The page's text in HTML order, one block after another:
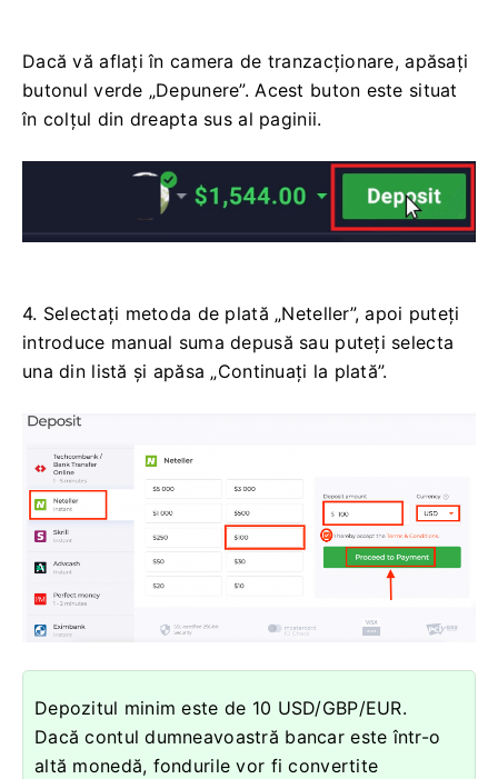
Dacă vă aflați în camera de tranzacționare, apăsați
butonul verde „Depunere”. Acest buton este situat
în colțul din dreapta sus al paginii.
4. Selectați metoda de plată „Neteller”, apoi puteți
introduce manual suma depusă sau puteți selecta
una din listă și apăsa „Continuați la plată”.
Depozitul minim este de 10 USD/GBP/EUR.
Dacă contul dumneavoastră bancar este într-o
altă monedă, fondurile vor fi convertite